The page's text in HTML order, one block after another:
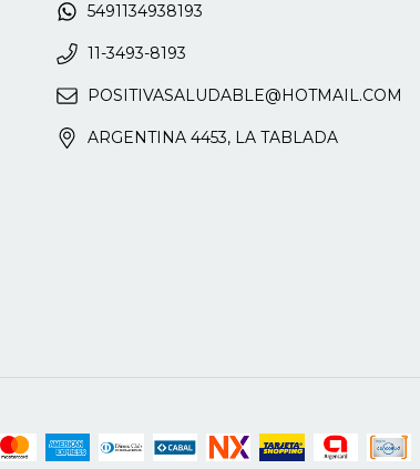
5491134938193
11-3493-8193
POSITIVASALUDABLE@HOTMAIL.COM
ARGENTINA 4453, LA TABLADA